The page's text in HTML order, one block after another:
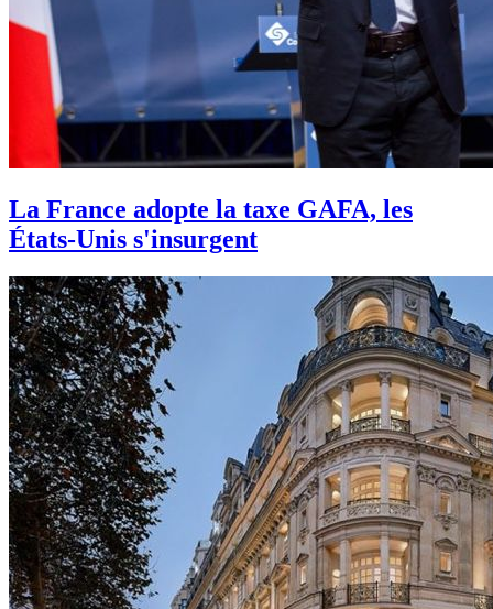
La France adopte la taxe GAFA, les
États-Unis s'insurgent